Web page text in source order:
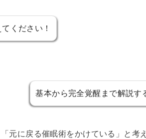
ください！
基本から完全覚醒まで解説す
元に戻る催眠術をかけている」と考